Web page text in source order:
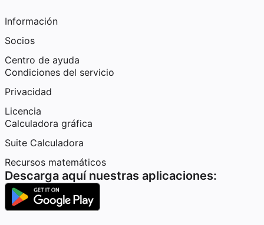
Información
Socios
Centro de ayuda
Condiciones del servicio
Privacidad
Licencia
Calculadora gráfica
Suite Calculadora
Recursos matemáticos
Descarga aquí nuestras aplicaciones: